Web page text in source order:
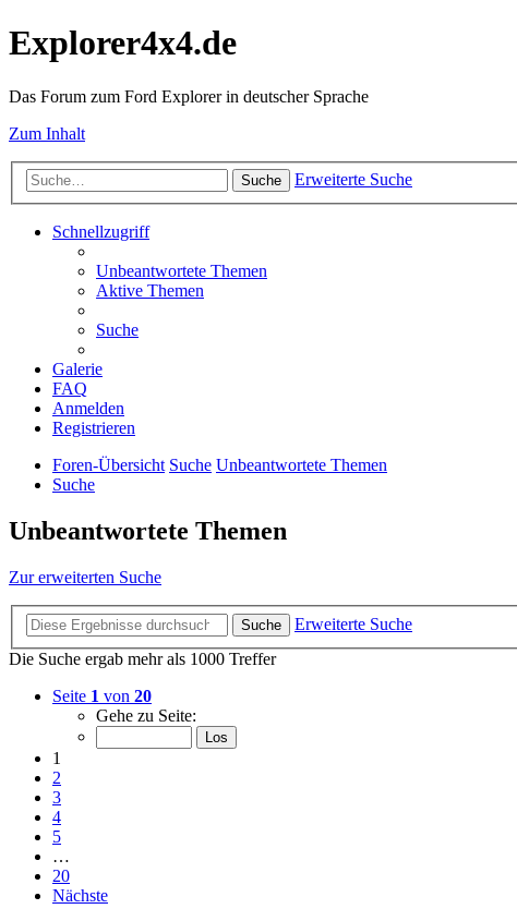
Explorer4x4.de
Das Forum zum Ford Explorer in deutscher Sprache
Zum Inhalt
Suche Erweiterte Suche
Schnellzugriff
Unbeantwortete Themen
Aktive Themen
Suche
Galerie
FAQ
Anmelden
Registrieren
Foren-Übersicht Suche Unbeantwortete Themen
Suche
Unbeantwortete Themen
Zur erweiterten Suche
Suche
Erweiterte Suche
Die Suche ergab mehr als 1000 Treffer
Seite 1 von 20
Gehe zu Seite:
1
2
3
4
5
…
20
Nächste